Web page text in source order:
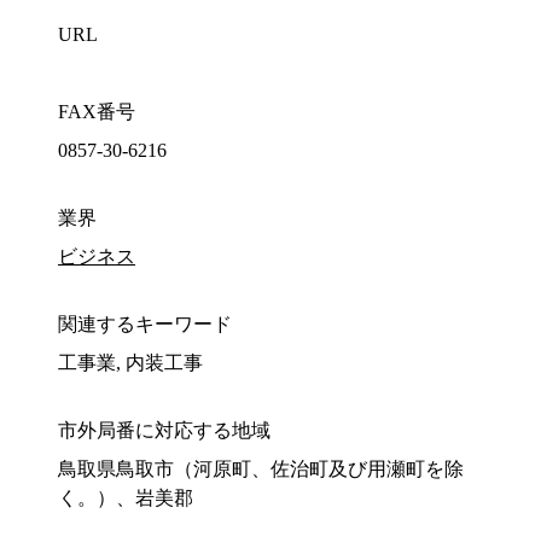
URL
FAX番号
0857-30-6216
業界
ビジネス
関連するキーワード
工事業, 内装工事
市外局番に対応する地域
鳥取県鳥取市（河原町、佐治町及び用瀬町を除
く。）、岩美郡